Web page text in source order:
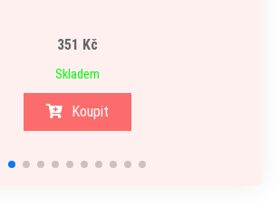
351 Kč
Skladem
Koupit